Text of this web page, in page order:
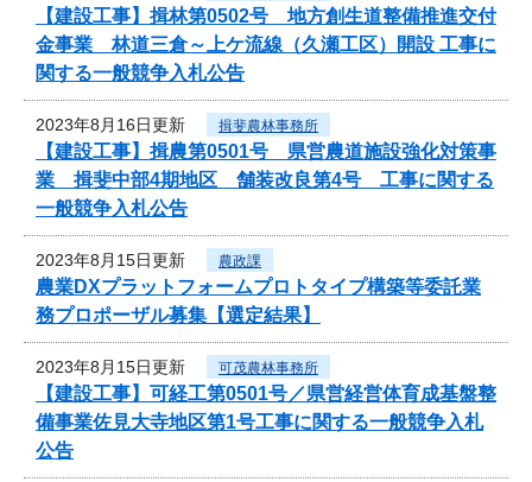
【建設工事】揖林第0502号 地方創生道整備推進交付
金事業 林道三倉～上ケ流線（久瀬工区）開設 工事に
関する一般競争入札公告
2023年8月16日更新 揖斐農林事務所
【建設工事】揖農第0501号 県営農道施設強化対策事
業 揖斐中部4期地区 舗装改良第4号 工事に関する
一般競争入札公告
2023年8月15日更新 農政課
農業DXプラットフォームプロトタイプ構築等委託業
務プロポーザル募集【選定結果】
2023年8月15日更新 可茂農林事務所
【建設工事】可経工第0501号／県営経営体育成基盤整
備事業佐見大寺地区第1号工事に関する一般競争入札
公告